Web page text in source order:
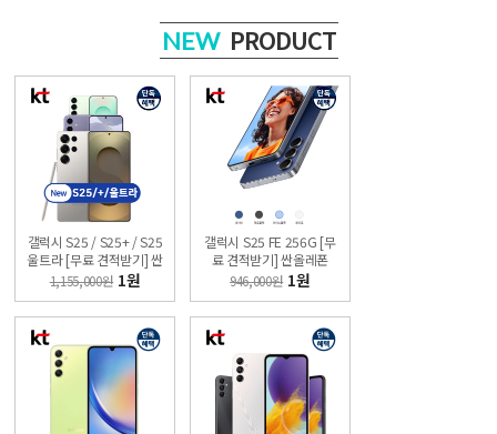
NEW PRODUCT
갤럭시 S25 / S25+ / S25
울트라 [무료 견적받기] 싼
올레폰
1,155,000원 1원
갤럭시 S25 FE 256G [무
료 견적받기] 싼올레폰
946,000원 1원